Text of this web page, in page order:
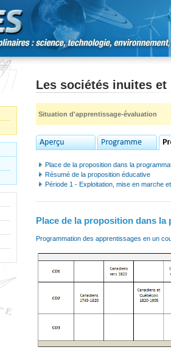
Les sociétés inuites et
Situation d'apprentissage-évaluation
Place de la proposition dans la
Résumé de la proposition éducative
Période 1 - Exploitation, mise en marche
Place de la proposition dans
Programmation des apprentissages en un